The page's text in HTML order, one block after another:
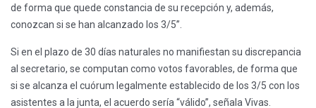
de forma que quede constancia de su recepción y, además,
conozcan si se han alcanzado los 3/5”.
Si en el plazo de 30 días naturales no manifiestan su discrepancia
al secretario, se computan como votos favorables, de forma que
si se alcanza el cuórum legalmente establecido de los 3/5 con los
asistentes a la junta, el acuerdo sería “válido”, señala Vivas.